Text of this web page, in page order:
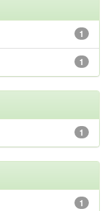
1
1
1
1